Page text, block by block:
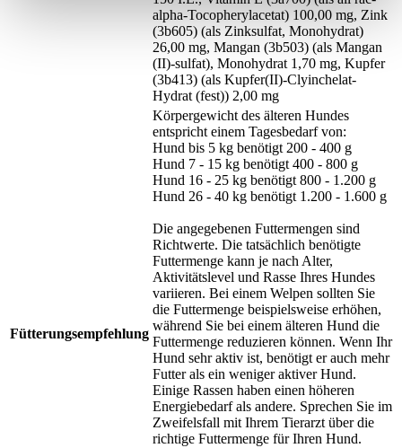
alpha-Tocopherylacetat) 100,00 mg, Zink
(3b605) (als Zinksulfat, Monohydrat)
26,00 mg, Mangan (3b503) (als Mangan
(II)-sulfat), Monohydrat 1,70 mg, Kupfer
(3b413) (als Kupfer(II)-Clyinchelat-
Hydrat (fest)) 2,00 mg
Fütterungsempfehlung
Körpergewicht des älteren Hundes
entspricht einem Tagesbedarf von:
Hund bis 5 kg benötigt 200 - 400 g
Hund 7 - 15 kg benötigt 400 - 800 g
Hund 16 - 25 kg benötigt 800 - 1.200 g
Hund 26 - 40 kg benötigt 1.200 - 1.600 g
Die angegebenen Futtermengen sind
Richtwerte. Die tatsächlich benötigte
Futtermenge kann je nach Alter,
Aktivitätslevel und Rasse Ihres Hundes
variieren. Bei einem Welpen sollten Sie
die Futtermenge beispielsweise erhöhen,
während Sie bei einem älteren Hund die
Futtermenge reduzieren können. Wenn Ihr
Hund sehr aktiv ist, benötigt er auch mehr
Futter als ein weniger aktiver Hund.
Einige Rassen haben einen höheren
Energiebedarf als andere. Sprechen Sie im
Zweifelsfall mit Ihrem Tierarzt über die
richtige Futtermenge für Ihren Hund.